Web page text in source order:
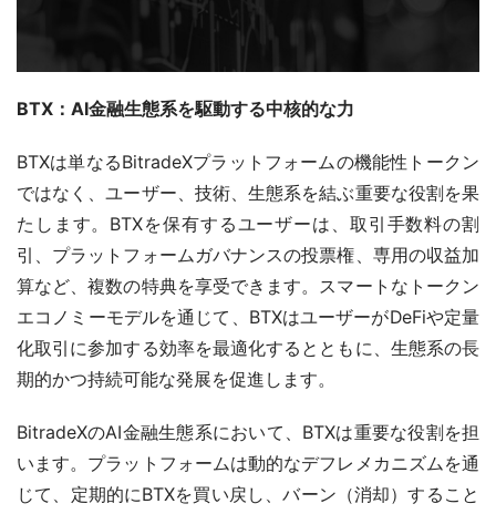
BTX：AI金融生態系を駆動する中核的な力
BTXは単なるBitradeXプラットフォームの機能性トークン
ではなく、ユーザー、技術、生態系を結ぶ重要な役割を果
たします。BTXを保有するユーザーは、取引手数料の割
引、プラットフォームガバナンスの投票権、専用の収益加
算など、複数の特典を享受できます。スマートなトークン
エコノミーモデルを通じて、BTXはユーザーがDeFiや定量
化取引に参加する効率を最適化するとともに、生態系の長
期的かつ持続可能な発展を促進します。
BitradeXのAI金融生態系において、BTXは重要な役割を担
います。プラットフォームは動的なデフレメカニズムを通
じて、定期的にBTXを買い戻し、バーン（消却）すること